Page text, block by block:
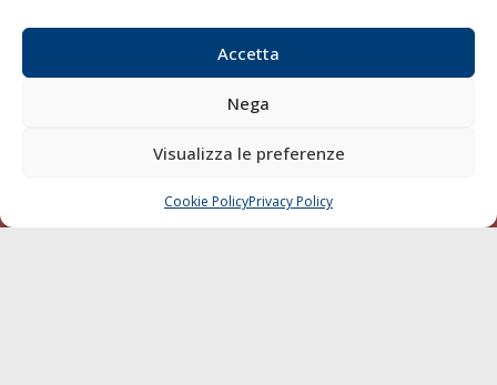
Accetta
Nega
Visualizza le preferenze
Cookie PolicyPrivacy Policy
Sostenibilità
Blue economy
Diporto
CHIAMA SCRIVI